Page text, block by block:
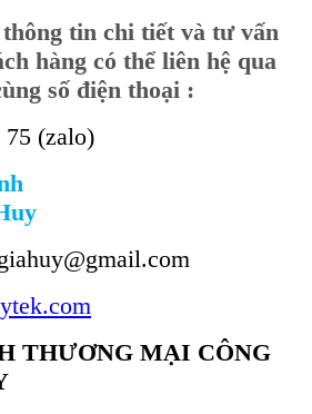
tin chi tiết và tư vấn
hàng có thể liên hệ qua
số điện thoại :
75 (zalo)
THƯƠNG MẠI CÔNG